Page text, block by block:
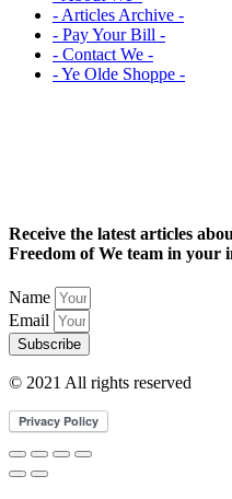
- Articles Archive -
- Pay Your Bill -
- Contact We -
- Ye Olde Shoppe -
Receive the latest articles
Freedom of We team in your
Name
Email
Subscribe
© 2021 All rights reserved